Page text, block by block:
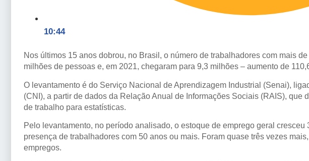
10:44
Nos últimos 15 anos dobrou, no Brasil, o número de trabalhadores com mais
milhões de pessoas e, em 2021, chegaram para 9,3 milhões – aumento de
O levantamento é do Serviço Nacional de Aprendizagem Industrial (Senai),
(CNI), a partir de dados da Relação Anual de Informações Sociais (RAIS), que
de trabalho para estatísticas.
Pelo levantamento, no período analisado, o estoque de emprego geral cresceu
presença de trabalhadores com 50 anos ou mais. Foram quase três vezes
empregos.